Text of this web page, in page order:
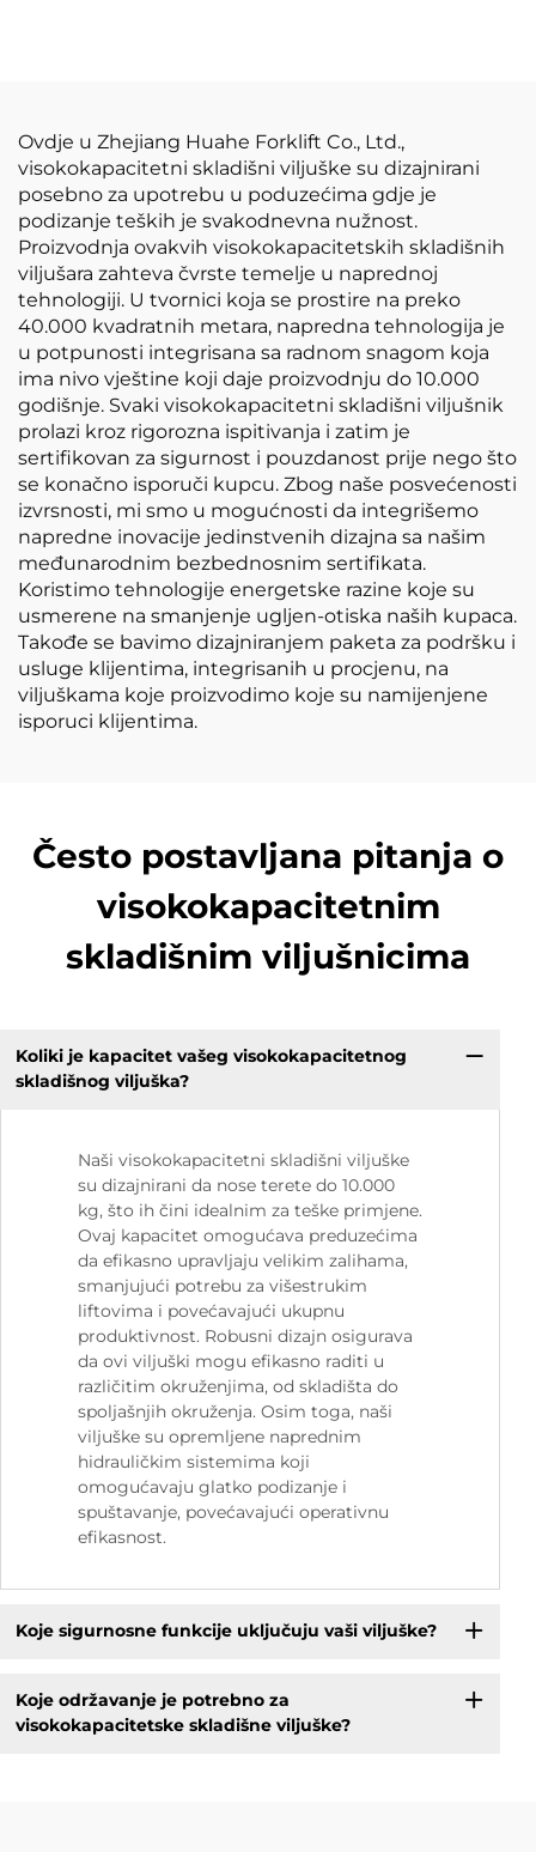
Ovdje u Zhejiang Huahe Forklift Co., Ltd.,
visokokapacitetni skladišni viljuške su dizajnirani
posebno za upotrebu u poduzećima gdje je
podizanje teških je svakodnevna nužnost.
Proizvodnja ovakvih visokokapacitetskih skladišnih
viljušara zahteva čvrste temelje u naprednoj
tehnologiji. U tvornici koja se prostire na preko
40.000 kvadratnih metara, napredna tehnologija je
u potpunosti integrisana sa radnom snagom koja
ima nivo vještine koji daje proizvodnju do 10.000
godišnje. Svaki visokokapacitetni skladišni viljušnik
prolazi kroz rigorozna ispitivanja i zatim je
sertifikovan za sigurnost i pouzdanost prije nego što
se konačno isporuči kupcu. Zbog naše posvećenosti
izvrsnosti, mi smo u mogućnosti da integrišemo
napredne inovacije jedinstvenih dizajna sa našim
međunarodnim bezbednosnim sertifikata.
Koristimo tehnologije energetske razine koje su
usmerene na smanjenje ugljen-otiska naših kupaca.
Takođe se bavimo dizajniranjem paketa za podršku i
usluge klijentima, integrisanih u procjenu, na
viljuškama koje proizvodimo koje su namijenjene
isporuci klijentima.
Često postavljana pitanja o
visokokapacitetnim
skladišnim viljušnicima
Koliki je kapacitet vašeg visokokapacitetnog
skladišnog viljuška?
Naši visokokapacitetni skladišni viljuške
su dizajnirani da nose terete do 10.000
kg, što ih čini idealnim za teške primjene.
Ovaj kapacitet omogućava preduzećima
da efikasno upravljaju velikim zalihama,
smanjujući potrebu za višestrukim
liftovima i povećavajući ukupnu
produktivnost. Robusni dizajn osigurava
da ovi viljuški mogu efikasno raditi u
različitim okruženjima, od skladišta do
spoljašnjih okruženja. Osim toga, naši
viljuške su opremljene naprednim
hidrauličkim sistemima koji
omogućavaju glatko podizanje i
spuštavanje, povećavajući operativnu
efikasnost.
Koje sigurnosne funkcije uključuju vaši viljuške?
Koje održavanje je potrebno za
visokokapacitetske skladišne viljuške?